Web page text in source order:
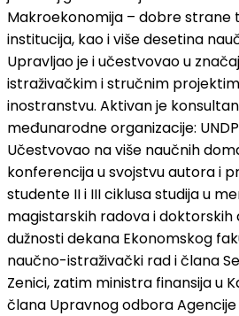
Makroekonomija – dobre strane
institucija, kao i više desetina
Upravljao je i učestvovao u
istraživačkim i stručnim
inostranstvu. Aktivan je
međunarodne organizacije:
Učestvovao na više naučnih
konferencija u svojstvu autora i
studente II i III ciklusa studija u
magistarskih radova i doktorskih
dužnosti dekana Ekonomskog
naučno-istraživački rad i člana
Zenici, zatim ministra finansija u
člana Upravnog odbora Agencije